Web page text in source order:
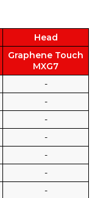
Head
Graphene Touch
MXG7
-
-
-
-
-
-
-